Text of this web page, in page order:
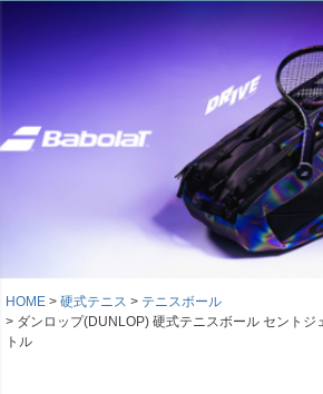
HOME 硬式テニス
テニスボール
ダンロップ(DUNLOP) 硬式テニスボール セントジ
トル